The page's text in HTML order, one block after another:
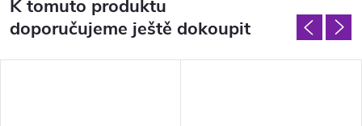
K tomuto produktu
doporučujeme ještě dokoupit